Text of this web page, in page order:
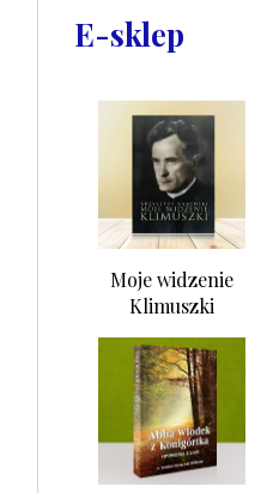
E-sklep
Moje widzenie
Klimuszki